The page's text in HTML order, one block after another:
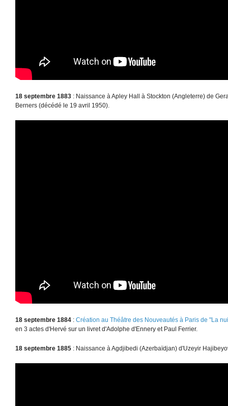
18 septembre 1883 : Naissance à Apley Hall à Stockton (Angleterre) de
Berners (décédé le 19 avril 1950).
18 septembre 1884 : Création au Théâtre des Nouveautés à Paris de "La
en 3 actes d'Hervé sur un livret d'Adolphe d'Ennery et Paul Ferrier.
18 septembre 1885 : Naissance à Agdjibedi (Azerbaïdjan) d'Uzeyir